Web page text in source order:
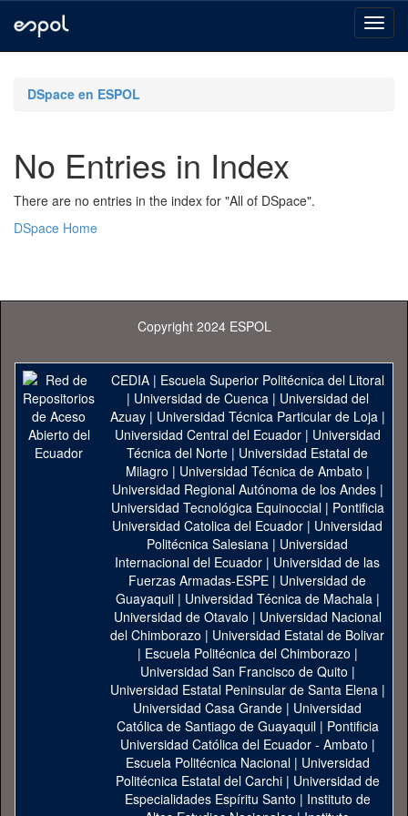
navigationDSpace en ESPOL
No Entries in Index
There are no entries in the index for "All of DSpace".
DSpace Home
Copyright 2024 ESPOL
CEDIA| Escuela Superior Politécnica del Litoral
| Universidad de Cuenca| Universidad del
Azuay| Universidad Técnica Particular de Loja|
Universidad Central del Ecuador| Universidad
Técnica del Norte | Universidad Estatal de
Milagro | Universidad Técnica de Ambato |
Universidad Regional Autónoma de los Andes|
Universidad Tecnológica Equinoccial| Pontificia
Universidad Catolica del Ecuador | Universidad
Politécnica Salesiana | Universidad
Internacional del Ecuador | Universidad de las
Fuerzas Armadas-ESPE | Universidad de
Guayaquil| Universidad Técnica de Machala|
Universidad de Otavalo | Universidad Nacional
del Chimborazo | Universidad Estatal de Bolivar
| Escuela Politécnica del Chimborazo |
Universidad San Francisco de Quito |
Universidad Estatal Peninsular de Santa Elena|
Universidad Casa Grande | Universidad
Católica de Santiago de Guayaquil| Pontificia
Universidad Católica del Ecuador - Ambato |
Escuela Politécnica Nacional| Universidad
Politécnica Estatal del Carchi| Universidad de
Especialidades Espíritu Santo | Instituto de